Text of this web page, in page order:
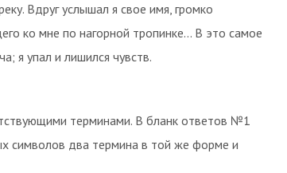
Вдруг услышал я свое имя, громко
ко мне по нагорной тропинке... В это самое
я упал и лишился чувств.
терминами. В бланк ответов №1
символов два термина в той же форме и